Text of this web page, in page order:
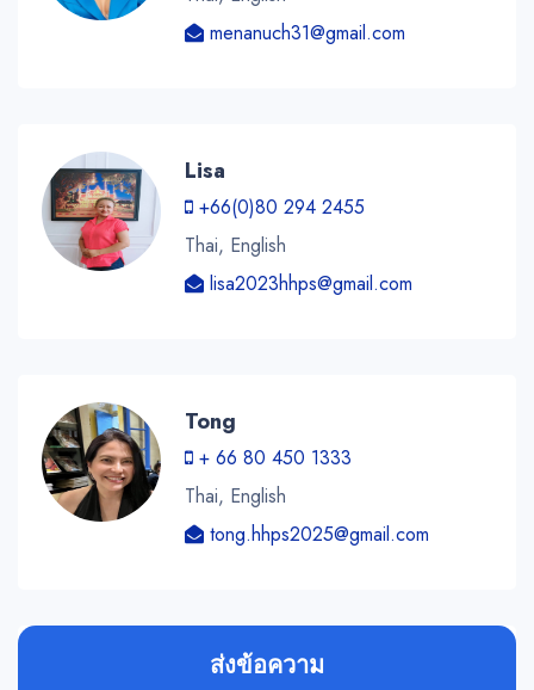
menanuch31@gmail.com
Lisa
+66(0)80 294 2455
Thai, English
lisa2023hhps@gmail.com
Tong
+ 66 80 450 1333
Thai, English
tong.hhps2025@gmail.com
ส่งข้อความ